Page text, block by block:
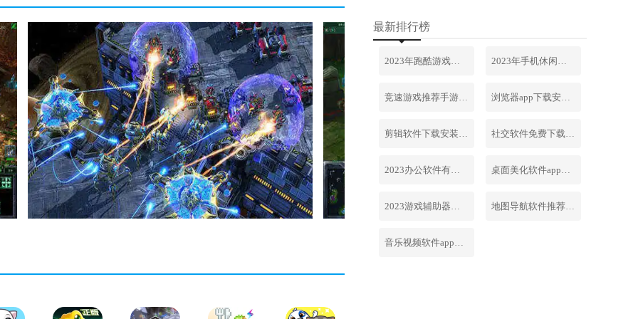
最新排行榜
2023年跑酷游戏排行榜前十名合集 2023年手机休闲游戏排行榜前十名
竞速游戏推荐手游排行榜最新2023 浏览器app下载安装免费官网
剪辑软件下载安装免费手机版 社交软件免费下载安装大全最新
2023办公软件有哪些合集软件 桌面美化软件app下载安卓版
2023游戏辅助器软件大全免费 地图导航软件推荐下载安装手机版
音乐视频软件app下载安装免费